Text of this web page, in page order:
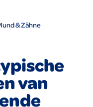
van